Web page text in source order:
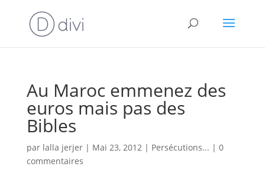
Au Maroc emmenez des
euros mais pas des
Bibles
par lalla jerjer| Mai 23, 2012| Persécutions... | 0
commentaires